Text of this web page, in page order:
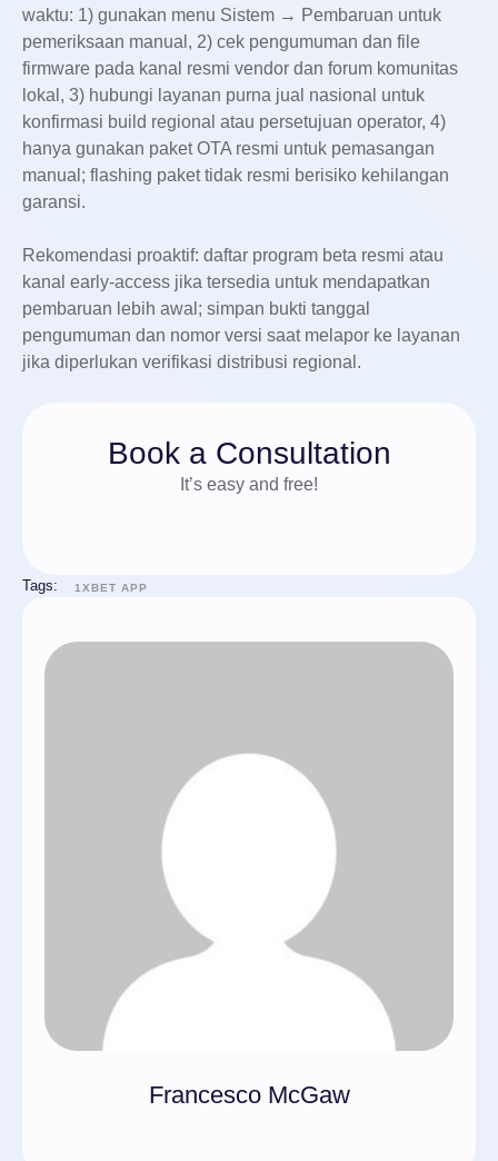
waktu: 1) gunakan menu Sistem → Pembaruan untuk
pemeriksaan manual, 2) cek pengumuman dan file
firmware pada kanal resmi vendor dan forum komunitas
lokal, 3) hubungi layanan purna jual nasional untuk
konfirmasi build regional atau persetujuan operator, 4)
hanya gunakan paket OTA resmi untuk pemasangan
manual; flashing paket tidak resmi berisiko kehilangan
garansi.
Rekomendasi proaktif: daftar program beta resmi atau
kanal early-access jika tersedia untuk mendapatkan
pembaruan lebih awal; simpan bukti tanggal
pengumuman dan nomor versi saat melapor ke layanan
jika diperlukan verifikasi distribusi regional.
Book a Consultation
It’s easy and free!
Tags: 1XBET APP
Francesco McGaw